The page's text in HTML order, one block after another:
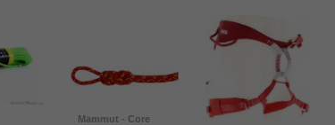
Mammut - Core